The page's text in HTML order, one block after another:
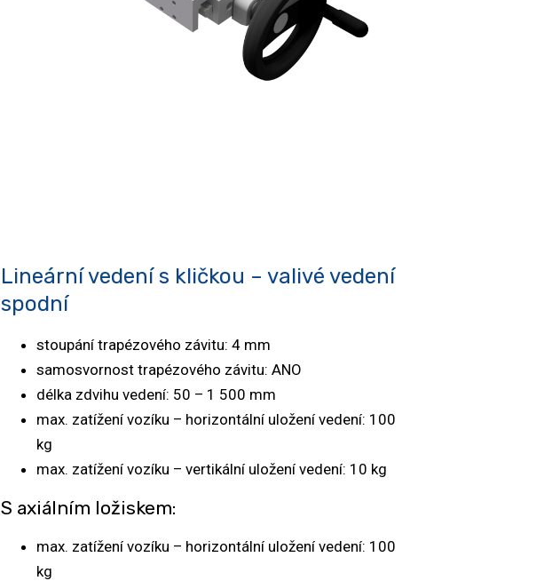
Lineární vedení s kličkou – valivé vedení
spodní
stoupání trapézového závitu: 4 mm
samosvornost trapézového závitu: ANO
délka zdvihu vedení: 50 – 1 500 mm
max. zatížení vozíku – horizontální uložení vedení: 100
kg
max. zatížení vozíku – vertikální uložení vedení: 10 kg
S axiálním ložiskem:
max. zatížení vozíku – horizontální uložení vedení: 100
kg